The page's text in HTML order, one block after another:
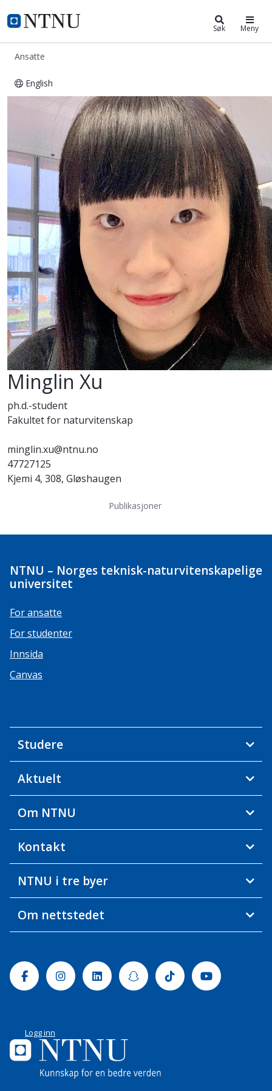
NTNU Hjemmeside
ntnu.no Søk Meny
Ansatte
English
Minglin Xu
Minglin Xu
ph.d.-student
Fakultet for naturvitenskap
minglin.xu@ntnu.no
47727125
Kjemi 4, 308, Gløshaugen
Publikasjoner
NTNU – Norges teknisk-naturvitenskapelige
universitet
For ansatte
For studenter
Innsida
Canvas
Studere
Aktuelt
Om NTNU
Kontakt
NTNU i tre byer
Om nettstedet
FacebookInstagramLinkedinSnapchatTiktok Youtube
Logg inn